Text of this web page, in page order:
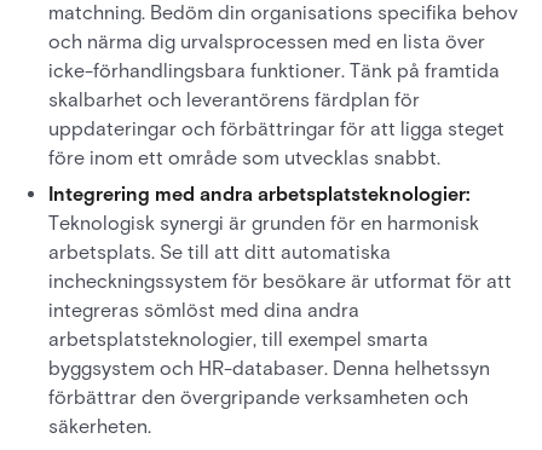
matchning. Bedöm din organisations specifika behov
och närma dig urvalsprocessen med en lista över
icke-förhandlingsbara funktioner. Tänk på framtida
skalbarhet och leverantörens färdplan för
uppdateringar och förbättringar för att ligga steget
före inom ett område som utvecklas snabbt.
Integrering med andra arbetsplatsteknologier:
Teknologisk synergi är grunden för en harmonisk
arbetsplats. Se till att ditt automatiska
incheckningssystem för besökare är utformat för att
integreras sömlöst med dina andra
arbetsplatsteknologier, till exempel smarta
byggsystem och HR-databaser. Denna helhetssyn
förbättrar den övergripande verksamheten och
säkerheten.